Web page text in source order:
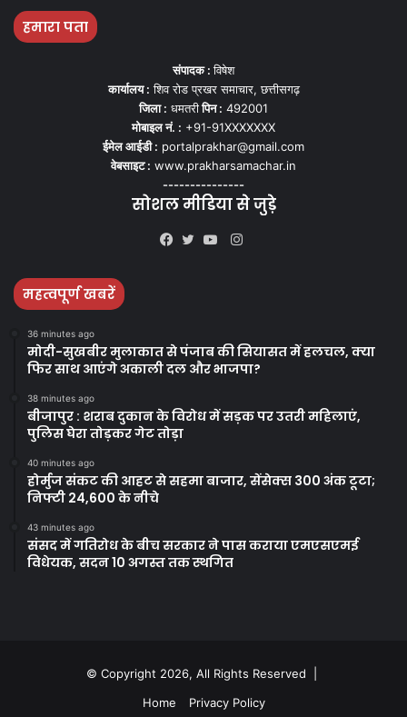
हमारा पता
संपादक :विषेश
कार्यालय : शिव रोड प्रखर समाचार, छत्तीसगढ़
जिला : धमतरीपिन : 492001
मोबाइल नं. : +91-91XXXXXXX
ईमेल आईडी : portalprakhar@gmail.com
वेबसाइट : www.prakharsamachar.in
---------------
सोशल मीडिया से जुड़े
Instagram
महत्वपूर्ण खबरें
36 minutes ago
मोदी-सुखबीर मुलाकात से पंजाब की सियासत में हलचल, क्या
फिर साथ आएंगे अकाली दल और भाजपा?
38 minutes ago
बीजापुर : शराब दुकान के विरोध में सड़क पर उतरी महिलाएं,
पुलिस घेरा तोड़कर गेट तोड़ा
40 minutes ago
होर्मुज संकट की आहट से सहमा बाजार, सेंसेक्स 300 अंक टूटा;
निफ्टी 24,600 के नीचे
43 minutes ago
संसद में गतिरोध के बीच सरकार ने पास कराया एमएसएमई
विधेयक, सदन 10 अगस्त तक स्थगित
© Copyright 2026, All Rights Reserved |
Home
Privacy Policy